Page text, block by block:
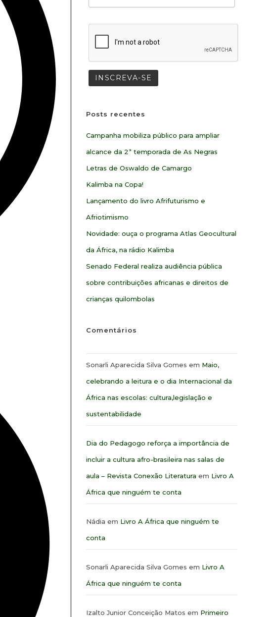
Posts recentes
Campanha mobiliza público para ampliar
alcance da 2ª temporada de As Negras
Letras de Oswaldo de Camargo
Kalimba na Copa!
Lançamento do livro Afrifuturismo e
Afriotimismo
Novidade: ouça o programa Atlas Geocultural
da África, na rádio Kalimba
Senado Federal realiza audiência pública
sobre contribuições africanas e direitos de
crianças quilombolas
Comentários
Sonarli Aparecida Silva Gomes em Maio,
celebrando a leitura e o dia Internacional da
África nas escolas: cultura,legislação e
sustentabilidade
Dia do Pedagogo reforça a importância de
incluir a cultura afro-brasileira nas salas de
aula – Revista Conexão Literatura em Livro A
África que ninguém te conta
Nádia em Livro A África que ninguém te
conta
Sonarli Aparecida Silva Gomes em Livro A
África que ninguém te conta
Izalto Junior Conceição Matos em Primeiro